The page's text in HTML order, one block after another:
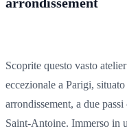
Scoprite questo vasto atelier
eccezionale a Parigi,
arrondissement, a due
Saint-Antoine. Immerso in